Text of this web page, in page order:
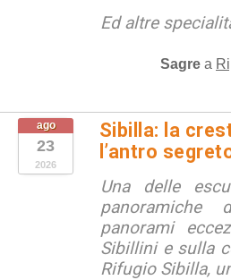
Ed altre
Sagre a
ago
23
2026
Sibilla: la
l’antro
Una delle
panorami
Sibillini e sulla
Rifugio Sibilla,